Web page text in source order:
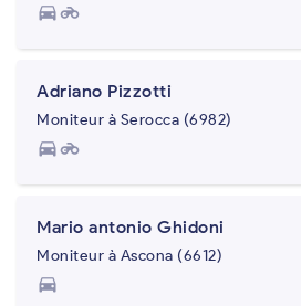
directions_carmotorcycle
Adriano Pizzotti
Moniteur à Serocca (6982)
directions_carmotorcycle
Mario antonio Ghidoni
Moniteur à Ascona (6612)
directions_car